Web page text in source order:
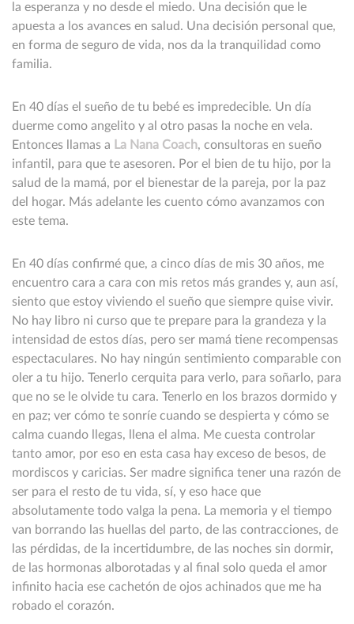
la esperanza y no desde el miedo. Una decisión que le
apuesta a los avances en salud. Una decisión personal que,
en forma de seguro de vida, nos da la tranquilidad como
familia.
En 40 días el sueño de tu bebé es impredecible. Un día
duerme como angelito y al otro pasas la noche en vela.
Entonces llamas a La Nana Coach, consultoras en sueño
infantil, para que te asesoren. Por el bien de tu hijo, por la
salud de la mamá, por el bienestar de la pareja, por la paz
del hogar. Más adelante les cuento cómo avanzamos con
este tema.
En 40 días confirmé que, a cinco días de mis 30 años, me
encuentro cara a cara con mis retos más grandes y, aun así,
siento que estoy viviendo el sueño que siempre quise vivir.
No hay libro ni curso que te prepare para la grandeza y la
intensidad de estos días, pero ser mamá tiene recompensas
espectaculares. No hay ningún sentimiento comparable con
oler a tu hijo. Tenerlo cerquita para verlo, para soñarlo, para
que no se le olvide tu cara. Tenerlo en los brazos dormido y
en paz; ver cómo te sonríe cuando se despierta y cómo se
calma cuando llegas, llena el alma. Me cuesta controlar
tanto amor, por eso en esta casa hay exceso de besos, de
mordiscos y caricias. Ser madre significa tener una razón de
ser para el resto de tu vida, sí, y eso hace que
absolutamente todo valga la pena. La memoria y el tiempo
van borrando las huellas del parto, de las contracciones, de
las pérdidas, de la incertidumbre, de las noches sin dormir,
de las hormonas alborotadas y al final solo queda el amor
infinito hacia ese cachetón de ojos achinados que me ha
robado el corazón.